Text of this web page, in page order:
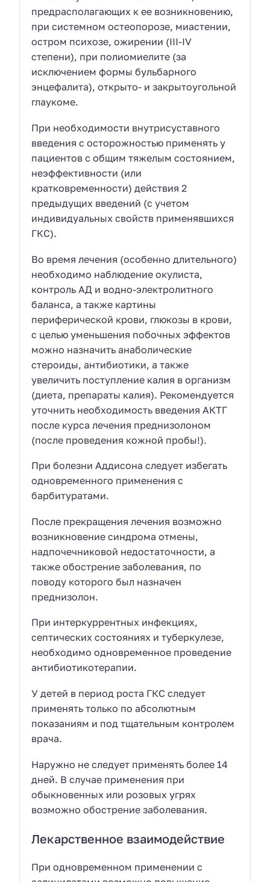
предрасполагающих к ее возникновению,
при системном остеопорозе, миастении,
остром психозе, ожирении (III-IV
степени), при полиомиелите (за
исключением формы бульбарного
энцефалита), открыто- и закрытоугольной
глаукоме.
При необходимости внутрисуставного
введения с осторожностью применять у
пациентов с общим тяжелым состоянием,
неэффективности (или
кратковременности) действия 2
предыдущих введений (с учетом
индивидуальных свойств применявшихся
ГКС).
Во время лечения (особенно длительного)
необходимо наблюдение окулиста,
контроль АД и водно-электролитного
баланса, а также картины
периферической крови, глюкозы в крови,
с целью уменьшения побочных эффектов
можно назначить анаболические
стероиды, антибиотики, а также
увеличить поступление калия в организм
(диета, препараты калия). Рекомендуется
уточнить необходимость введения АКТГ
после курса лечения преднизолоном
(после проведения кожной пробы!).
При болезни Аддисона следует избегать
одновременного применения с
барбитуратами.
После прекращения лечения возможно
возникновение синдрома отмены,
надпочечниковой недостаточности, а
также обострение заболевания, по
поводу которого был назначен
преднизолон.
При интеркуррентных инфекциях,
септических состояниях и туберкулезе,
необходимо одновременное проведение
антибиотикотерапии.
У детей в период роста ГКС следует
применять только по абсолютным
показаниям и под тщательным контролем
врача.
Наружно не следует применять более 14
дней. В случае применения при
обыкновенных или розовых угрях
возможно обострение заболевания.
Лекарственное взаимодействие
При одновременном применении с